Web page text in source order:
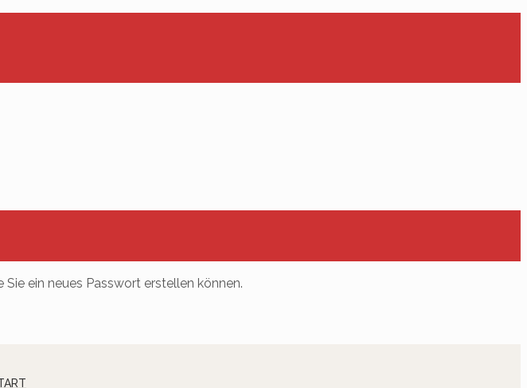
ein neues Passwort erstellen können.